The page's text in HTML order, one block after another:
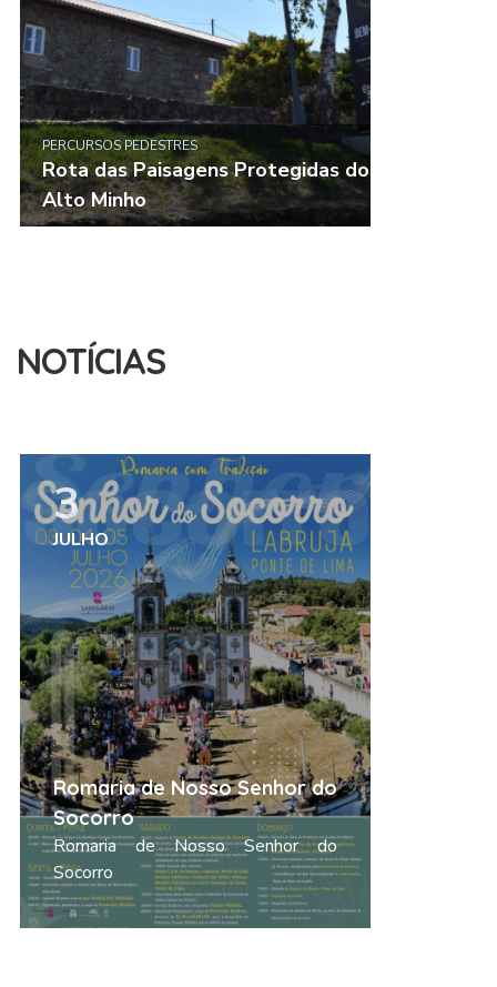
PERCURSOS PEDESTRES
Rota das Paisagens Protegidas do
Alto Minho
NOTÍCIAS
3
JULHO
Romaria de Nosso Senhor do
Socorro
Romaria de Nosso Senhor do
Socorro
Ler mais